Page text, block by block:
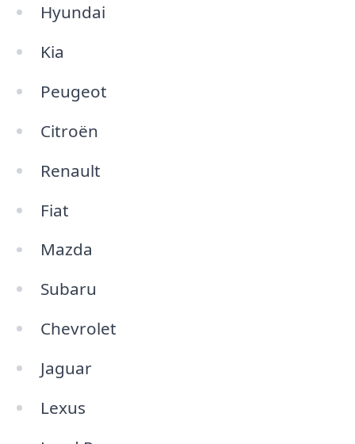
Hyundai
Kia
Peugeot
Citroën
Renault
Fiat
Mazda
Subaru
Chevrolet
Jaguar
Lexus